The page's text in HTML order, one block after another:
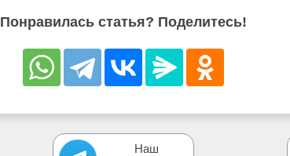
Понравилась статья? Поделитесь!
Наш